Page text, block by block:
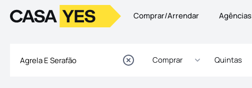
LogoIr para a homepage Comprar/Arrendar Agências
Comprar Quintas